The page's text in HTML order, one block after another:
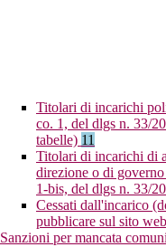
Titolari di incarichi
co. 1, del dlgs n. 33/
tabelle) 11
Titolari di incarichi di
direzione o di
1-bis, del dlgs n. 33/
Cessati dall'incarico
pubblicare sul sito
Sanzioni per mancata